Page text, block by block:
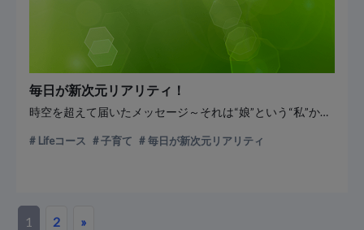
毎日が新次元リアリティ！
時空を超えて届いたメッセージ～それは“娘”という“私”からだった～
Lifeコース 子育て 毎日が新次元リアリティ
1 2 »